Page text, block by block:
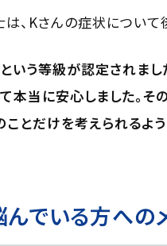
、Kさんの症状につい
という等級が認定されま
本当に安心しました。
ことだけを考えられるよう
でいる方への